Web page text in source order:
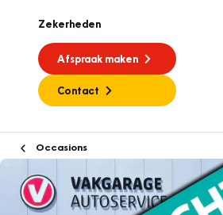
Zekerheden
Afspraak maken
Contact
Occasions